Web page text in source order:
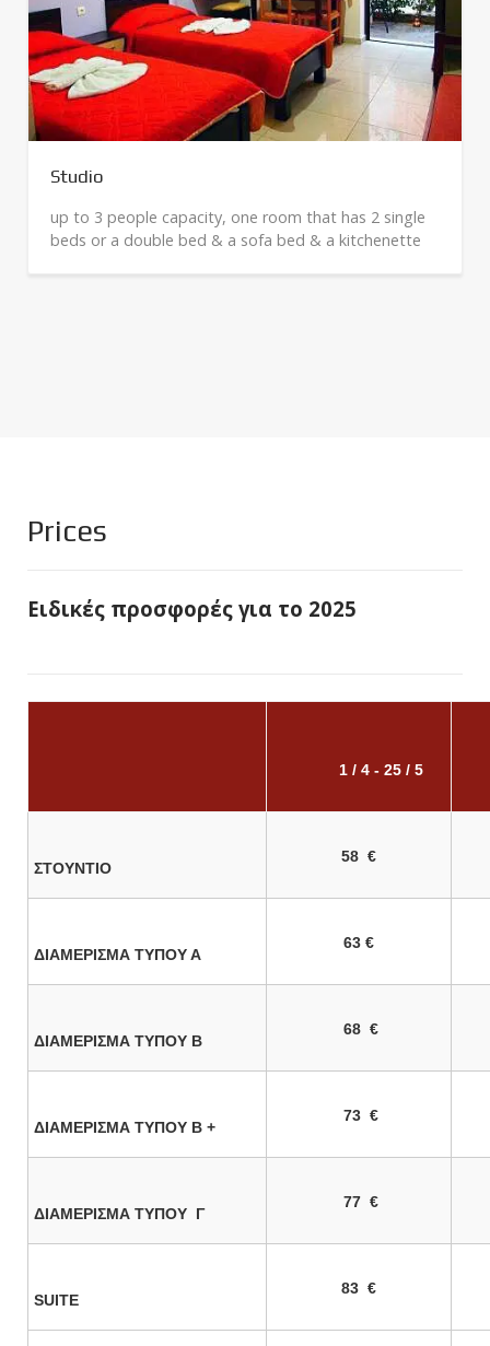
Studio
up to 3 people capacity, one room that has 2 single
beds or a double bed & a sofa bed & a kitchenette
Prices
Ειδικές προσφορές για το 2025
1 / 4 - 25 / 5
ΣΤΟΥΝΤΙΟ
58 €
ΔΙΑΜΕΡΙΣΜΑ ΤΥΠΟΥ Α
63 €
ΔΙΑΜΕΡΙΣΜΑ ΤΥΠΟΥ Β
68 €
ΔΙΑΜΕΡΙΣΜΑ ΤΥΠΟΥ Β +
73 €
ΔΙΑΜΕΡΙΣΜΑ ΤΥΠΟΥ Γ
77 €
SUITE
83 €